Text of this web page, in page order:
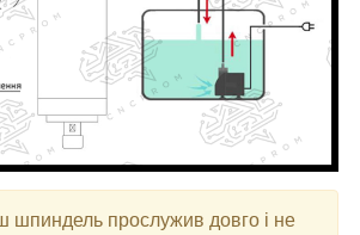
шпиндель прослужив довго і не